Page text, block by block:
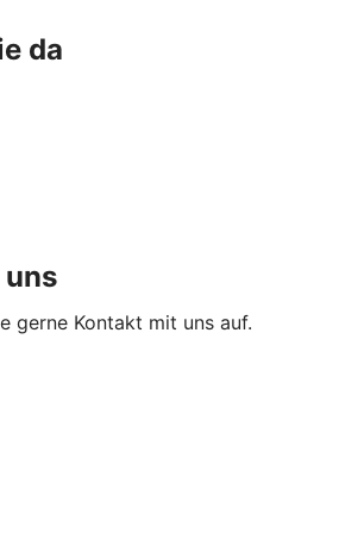
da
uns
gerne Kontakt mit uns auf.